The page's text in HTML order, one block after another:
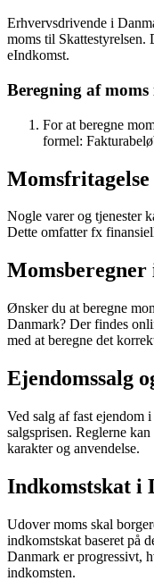
Erhvervsdrivende i
moms til Skattestyrelsen.
eIndkomst.
Beregning af
For at beregne
formel:
Nogle varer og tjenester
Dette omfatter fx
Ønsker du at beregne
Danmark? Der findes
med at beregne det
Ejendomssalg
Ved salg af fast ejendom
salgsprisen. Reglerne
karakter og anvendelse.
Indkomstskat i
Udover moms skal
indkomstskat baseret på
Danmark er progressivt,
indkomsten.